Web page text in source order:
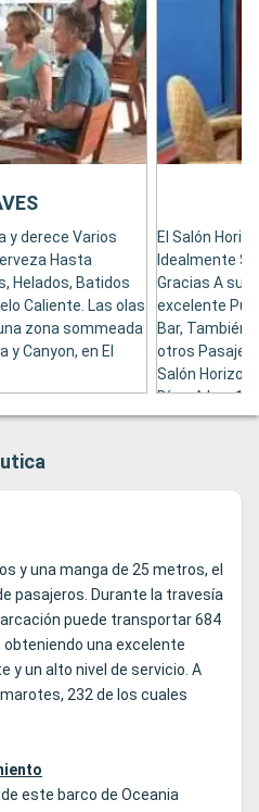
y derece Varios
Hasta
Helados, Batidos
Caliente. Las olas
zona sommeada
Canyon, en El
El Salón
Idealmente
Gracias A sus
excelente
Bar, También
otros
Salón
Días, A Las
de 5:00 a
y una manga de 25 metros, el
pasajeros. Durante la travesía
puede transportar 684
una excelente
y un alto nivel de servicio. A
232 de los cuales
este barco de Oceania